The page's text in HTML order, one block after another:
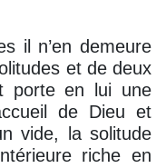
il n’en demeure
et de deux
porte en lui une
de Dieu et
vide, la solitude
riche en